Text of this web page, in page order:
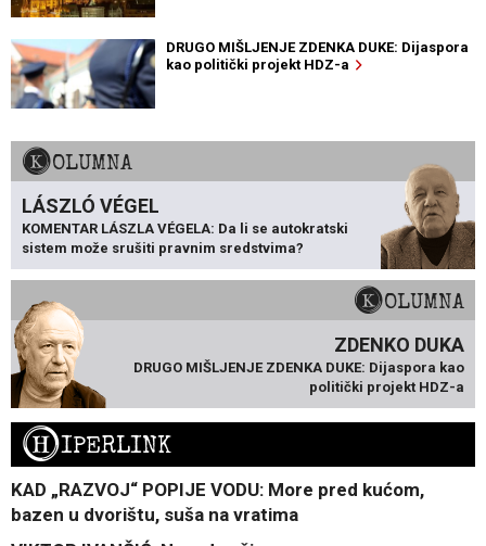
DRUGO MIŠLJENJE ZDENKA DUKE: Dijaspora
kao politički projekt HDZ-a
KOLUMNA
LÁSZLÓ VÉGEL
KOMENTAR LÁSZLA VÉGELA: Da li se autokratski
sistem može srušiti pravnim sredstvima?
KOLUMNA
ZDENKO DUKA
DRUGO MIŠLJENJE ZDENKA DUKE: Dijaspora kao
politički projekt HDZ-a
HIPERLINK
KAD „RAZVOJ“ POPIJE VODU: More pred kućom,
bazen u dvorištu, suša na vratima